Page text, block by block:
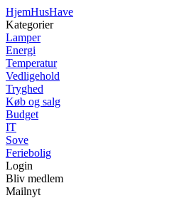
HjemHusHave
Kategorier
Lamper
Energi
Temperatur
Vedligehold
Tryghed
Køb og salg
Budget
IT
Sove
Feriebolig
Login
Bliv medlem
Mailnyt